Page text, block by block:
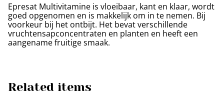
Epresat Multivitamine is vloeibaar, kant en klaar, wordt
goed opgenomen en is makkelijk om in te nemen. Bij
voorkeur bij het ontbijt. Het bevat verschillende
vruchtensapconcentraten en planten en heeft een
aangename fruitige smaak.
Related items